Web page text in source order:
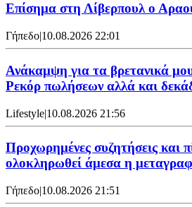
Επίσημα στη Λίβερπουλ ο
Γήπεδο|10.08.2026 22:01
Ανάκαμψη για τα βρετανικά
Ρεκόρ πωλήσεων αλλά και
Lifestyle|10.08.2026 21:56
Προχωρημένες συζητήσεις και
ολοκληρωθεί άμεσα η
Γήπεδο|10.08.2026 21:51